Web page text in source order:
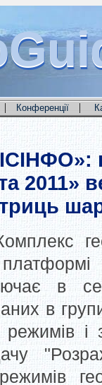
| Конференції |
2011»
в
в
і